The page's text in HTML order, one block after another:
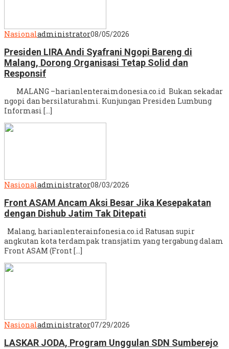
Nasionaladministrator08/05/2026
Presiden LIRA Andi Syafrani Ngopi Bareng di
Malang, Dorong Organisasi Tetap Solid dan
Responsif
MALANG –harianlenteraimdonesia.co.id Bukan sekadar
ngopi dan bersilaturahmi. Kunjungan Presiden Lumbung
Informasi […]
Nasionaladministrator08/03/2026
Front ASAM Ancam Aksi Besar Jika Kesepakatan
dengan Dishub Jatim Tak Ditepati
Malang, harianlenterainfonesia.co.id Ratusan supir
angkutan kota terdampak transjatim yang tergabung dalam
Front ASAM (Front […]
Nasionaladministrator07/29/2026
LASKAR JODA, Program Unggulan SDN Sumberejo